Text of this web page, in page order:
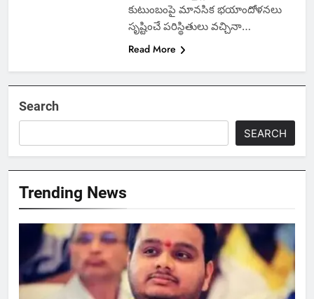
కుటుంబంపై మానసిక భయాందోళనలు
సృష్టించే పరిస్థితులు వచ్చినా…
Read More
Search
SEARCH
Trending News